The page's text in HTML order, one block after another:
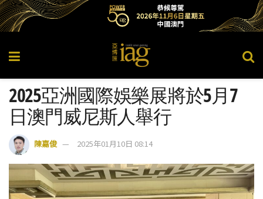
2025亞洲國際娛樂展將於5月7
日澳門威尼斯人舉行
陳嘉俊 2025年01月10日 08:14